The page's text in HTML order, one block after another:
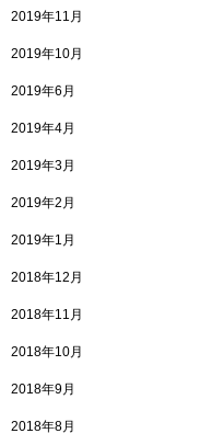
2019年11月
2019年10月
2019年6月
2019年4月
2019年3月
2019年2月
2019年1月
2018年12月
2018年11月
2018年10月
2018年9月
2018年8月